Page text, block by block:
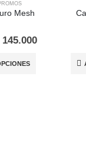
Mesh
Price
$ 130.000